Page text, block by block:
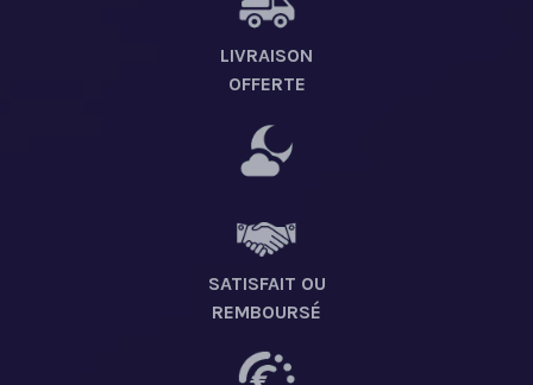
LIVRAISON
OFFERTE
SATISFAIT OU
REMBOURSÉ